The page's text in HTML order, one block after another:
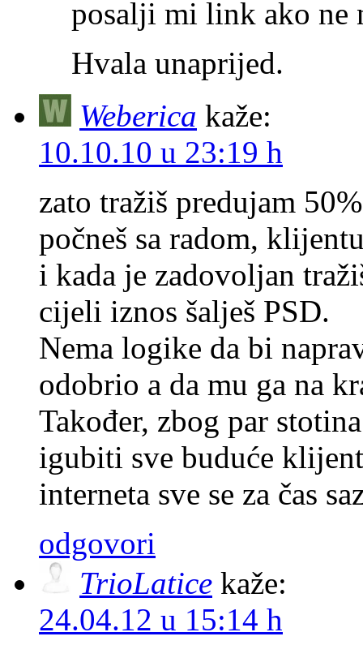
posalji mi link ako ne
Hvala unaprijed.
Weberica kaže:
10.10.10 u 23:19 h
zato tražiš predujam
počneš sa radom,
i kada je zadovoljan
cijeli iznos šalješ PSD.
Nema logike da bi
odobrio a da mu ga na
Također, zbog par
igubiti sve buduće
interneta sve se za čas
odgovori
TrioLatice kaže:
24.04.12 u 15:14 h